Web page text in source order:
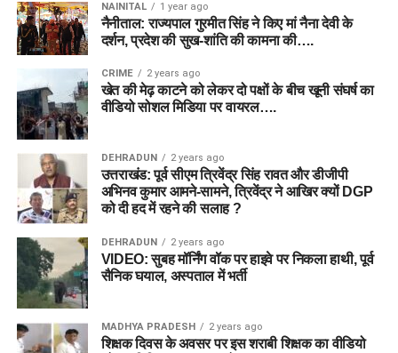
NAINITAL 1 year ago
नैनीताल: राज्यपाल गुरमीत सिंह ने किए मां नैना देवी के
दर्शन, प्रदेश की सुख-शांति की कामना की….
CRIME 2 years ago
खेत की मेढ़ काटने को लेकर दो पक्षों के बीच खूनी संघर्ष का
वीडियो सोशल मिडिया पर वायरल….
DEHRADUN 2 years ago
उत्तराखंड: पूर्व सीएम त्रिवेंद्र सिंह रावत और डीजीपी
अभिनव कुमार आमने-सामने, त्रिवेंद्र ने आखिर क्यों DGP
को दी हद में रहने की सलाह ?
DEHRADUN 2 years ago
VIDEO: सुबह मॉर्निंग वॉक पर हाइवे पर निकला हाथी, पूर्व
सैनिक घयाल, अस्पताल में भर्ती
MADHYA PRADESH 2 years ago
शिक्षक दिवस के अवसर पर इस शराबी शिक्षक का वीडियो